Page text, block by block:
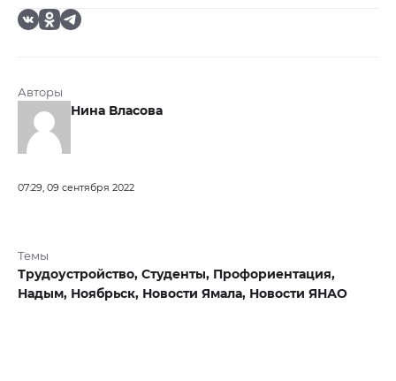
Авторы
Нина Власова
07:29, 09 сентября 2022
Темы
Трудоустройство, Студенты, Профориентация,
Надым, Ноябрьск, Новости Ямала, Новости ЯНАО